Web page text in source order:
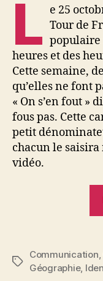
L e 25
Tour de
populaire
heures et des
Cette semaine,
qu’elles ne font
« On s’en fout »
fous pas. Cette
petit
chacun le
vidéo.
Étiquettes
Communication,
Géographie,